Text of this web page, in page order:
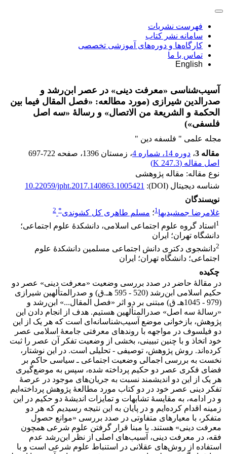
فهرست نشریات
سامانه نشر کتاب
کارگاه‌ها و دوره‌های آموزشی تخصصی
تماس با ما
English
آسیب‌شناسی «معرفت دینی» در عصر ابن‌رشد و
صدرالدین شیرازی (مورد مطالعه: «فصل المقال فیما بین
الحکمة و الشریعة من الاتصال» و رسالۀ «سه اصل
فلسفی»)
مجله علمی " فلسفه دین "
مقاله 3
، دوره 14، شماره 4 ، زمستان 1396 ، صفحه 697-722
اصل مقاله (247.3 K
)
نوع مقاله: مقاله پژوهشی
شناسه دیجیتال (DOI):
10.22059/jpht.2017.140863.1005421
نویسندگان
غلامرضا جمشیدیها1؛ مسلم طاهری کل کشوندی*
2
1 استاد گروه علوم اجتماعی اسلامی، دانشکدۀ علوم اجتماعی؛
دانشگاه تهران؛ ایران
2دانشجوی دکتری دانش اجتماعی مسلمین دانشکدۀ علوم
اجتماعی؛ دانشگاه تهران؛ ایران
چکیده
در مقالۀ حاضر در صدد بررسی وضعیت «معرفت دینی» عصر دو
حکیم اسلامی ابن‌رشد (520 - 595 هـ.ق) و صدرالمتألهین شیرازی
(979 - 1045هـ ق) مبتنی بر دو اثر «فصل المقال...» ابن‌رشد و
«رسالۀ سه اصل» صدرالمتألهین هستیم. هدف از انجام دادن این
پژوهش، بازخوانی موضع آسیب‌شناسانه‌ای است که هر یک از این
دو فیلسوف در مواجهه با روندهای معرفتی جامعۀ اسلامی عصر
خود اتخاذ و با چنین تبیینی، بخشی از وضعیت تفکر آن عصر را ثبت
کرده‌اند. روش پژوهش، توصیفی - تحلیلی است. در این نوشتار،
نخست به بررسی اجمالی وضعیت اجتماعی ـ سیاسی حاکم بر
فضای فکری عصر دو حکیم پرداخته شده، سپس به موضع‌گیری
هر یک از این دو اندیشمند نسبت به جریان‌های موجود در عرصۀ
تفکر دینی عصر خود در دو کتاب مورد مطالعۀ پژوهش پرداخته‌ایم
و در ادامه، به مقایسۀ تشابهات و تمایزات اندیشۀ دو حکیم در این
زمینه اقدام کرده‌ایم و در پایان به این نتیجه رسیدیم که هر دو
متفکر، با معیارهای متفاوتی در صدد بررسی «موانع حصول
معرفت دینی» هستند. با مبنا قرار گرفتن علوم شرعی همچون
فقه، در معرفت دینی، آسیب‌های اصلی از نظر ابن‌رشد عدم
استفاده از روش‌های عقلانی در استنباط علوم شرعی است و با